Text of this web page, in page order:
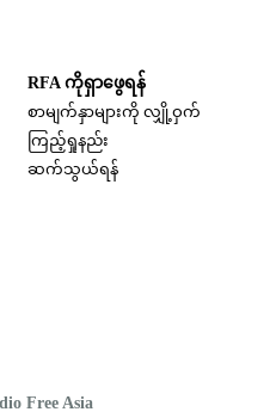
RFA ကိုရှာဖွေရန်
စာမျက်နှာများကို လျှို့ဝှက်
ကြည့်ရှုနည်း
ဆက်သွယ်ရန်
Free Asia